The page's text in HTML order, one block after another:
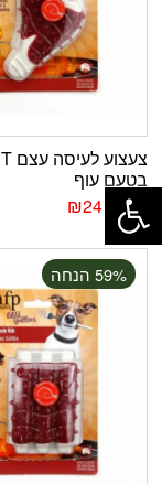
צעצוע לעיסה עצם T
בטעם עוף
₪59
₪24
‫59% הנחה
פתח סרגל